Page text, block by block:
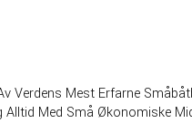
Verdens Mest Erfarne
Med Små Økonomiske